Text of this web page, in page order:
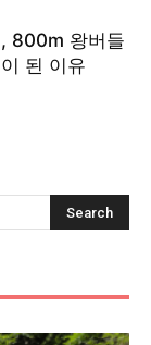
800m 왕버들
된 이유